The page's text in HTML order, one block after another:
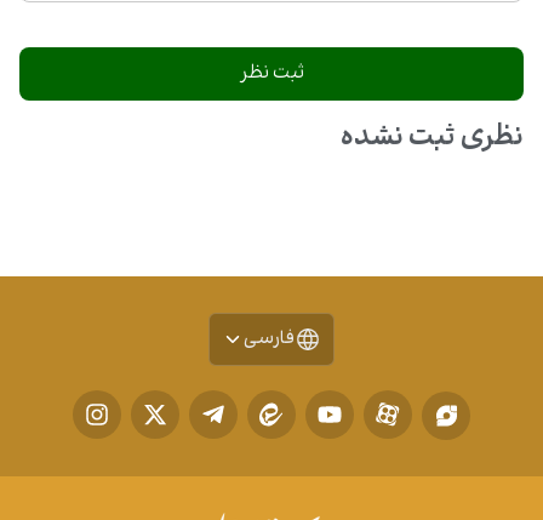
نظری ثبت نشده
فارسی